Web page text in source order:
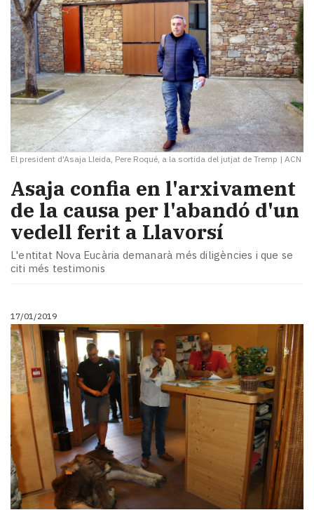
El president d'Asaja Lleida, Pere Roqué, a la sortida del jutjat de Tremp | ACN
Asaja confia en l'arxivament
de la causa per l'abandó d'un
vedell ferit a Llavorsí
L'entitat Nova Eucària demanarà més diligències i que se
citi més testimonis
17/01/2019